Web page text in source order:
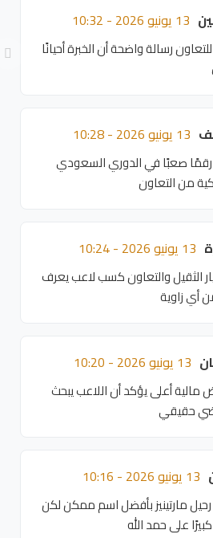
13 يونيو 2026 - 10:32
رسالة واضحة أن الخبرة أحيانًا
13 يونيو 2026 - 10:28
رقمًا صعبًا في الدوري السعودي
من التعاون
13 يونيو 2026 - 10:24
الثقيل والتعاون كسب لاعب يعرف
أي زاوية
13 يونيو 2026 - 10:20
مالية أعلى يؤكد أن اللاعب يبحث
حقيقي
13 يونيو 2026 - 10:16
مارتينيز بأفضل اسم ممكن لكن
على حمد الله